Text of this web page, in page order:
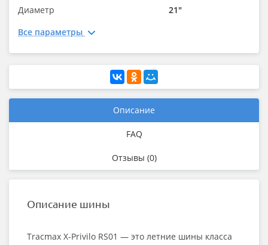
Диаметр
21"
Все параметры
Описание
FAQ
Отзывы (0)
Описание шины
Tracmax X-Privilo RS01 — это летние шины класса